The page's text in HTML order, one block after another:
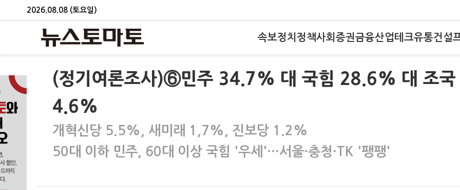
2026.08.08 (토요일)
속보정치 정책사회 증권금융산업테크유통건설
(정기여론조사)⑥민주 34.7% 대 국힘 28.6% 대 조
4.6%
개혁신당 5.5%, 새미래 1,7%, 진보당 1.2%
50대 이하 민주, 60대 이상 국힘 '우세'…서울·충청·TK '팽팽'